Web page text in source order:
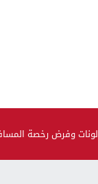
صحة و جمال
وفرض رخصة